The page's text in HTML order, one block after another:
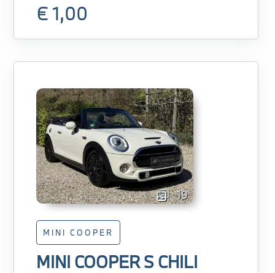
€ 1,00
19
MINI COOPER
MINI COOPER S CHILI